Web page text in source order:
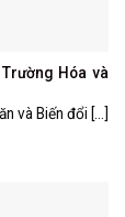
Hóa và
và Biến đổi [...]